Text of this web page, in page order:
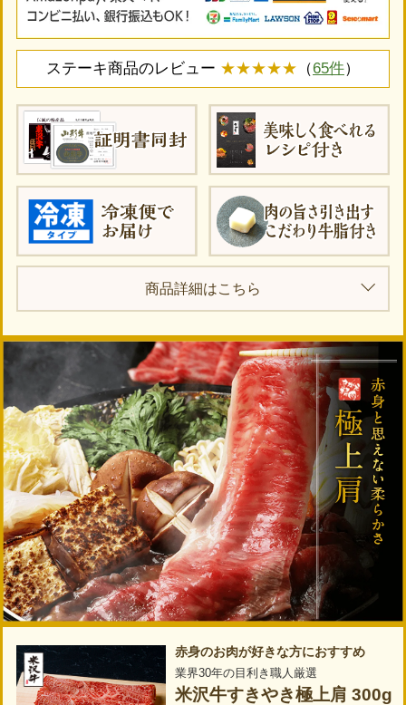
ステーキ商品のレビュー ★★★★★ （65件）
商品詳細はこちら
赤身のお肉が好きな方におすすめ
業界30年の目利き職人厳選
米沢牛すきやき極上肩 300g